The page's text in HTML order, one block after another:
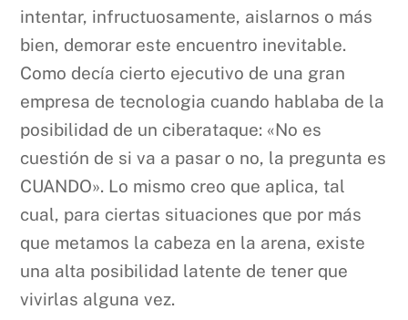
intentar, infructuosamente, aislarnos o más
bien, demorar este encuentro inevitable.
Como decía cierto ejecutivo de una gran
empresa de tecnologia cuando hablaba de la
posibilidad de un ciberataque: «No es
cuestión de si va a pasar o no, la pregunta es
CUANDO». Lo mismo creo que aplica, tal
cual, para ciertas situaciones que por más
que metamos la cabeza en la arena, existe
una alta posibilidad latente de tener que
vivirlas alguna vez.